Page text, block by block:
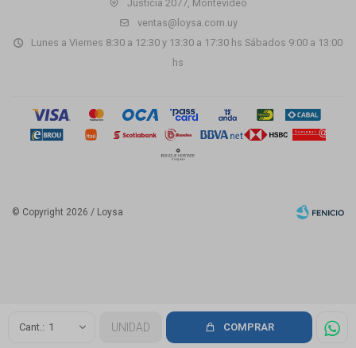
1 UNIDAD COMPRAR
Justicia 2077, Montevideo
ventas@loysa.com.uy
Lunes a Viernes 8:30 a 12:30 y 13:30 a 17:30 hs Sábados 9:00 a 13:00
hs
© Copyright 2026 / Loysa
Fenicio